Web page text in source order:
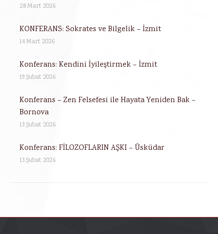
28 Mart 2026
KONFERANS: Sokrates ve Bilgelik – İzmit
14 Mart 2026
Konferans: Kendini İyileştirmek – İzmit
19 Şubat 2026
Konferans – Zen Felsefesi ile Hayata Yeniden Bak –
Bornova
13 Şubat 2026
Konferans: FİLOZOFLARIN AŞKI – Üsküdar
13 Şubat 2026